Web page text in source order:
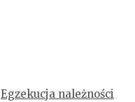
Egzekucja należności